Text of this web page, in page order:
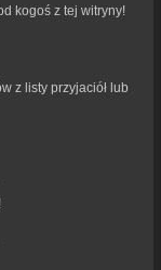
kogoś z tej witryny!
z listy przyjaciół lub